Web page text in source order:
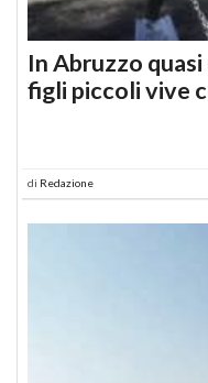
In Abruzzo
figli piccoli vive
di Redazione